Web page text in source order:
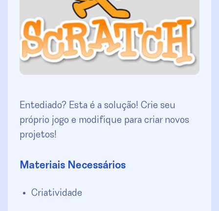
Entediado? Esta é a solução! Crie seu
próprio jogo e modifique para criar novos
projetos!
Materiais Necessários
Criatividade